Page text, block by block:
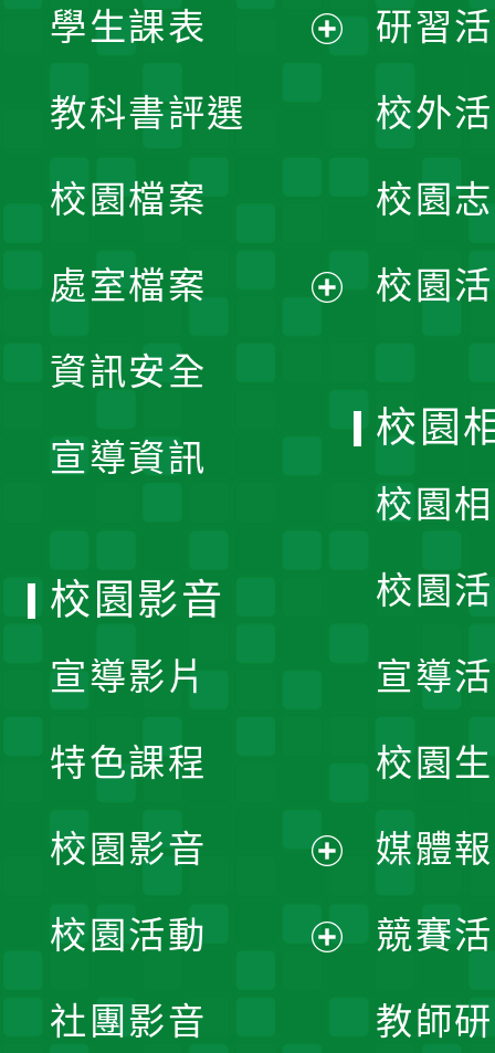
學生課表
單
教科書評選
校園檔案
處室檔案
資訊安全
宣導資訊
研習
校外
校園
校園
校園
校園
校園
宣導
校園
媒體
競賽
教師
校園影音
宣導影片
特色課程
校園影音
開
校園活動
社團影音